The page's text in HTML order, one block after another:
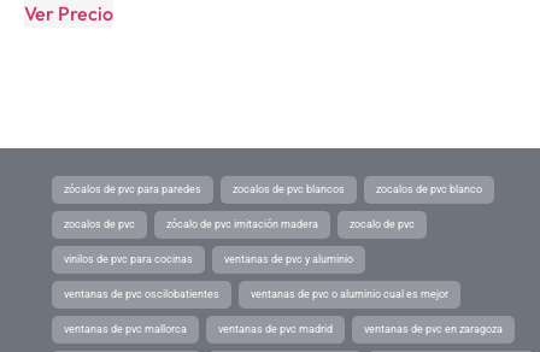
Ver Precio
zócalos de pvc para paredes zocalos de pvc blancos zocalos de pvc blanco
zocalos de pvc zócalo de pvc imitación madera zocalo de pvc
vinilos de pvc para cocinas ventanas de pvc y aluminio
ventanas de pvc oscilobatientes ventanas de pvc o aluminio cual es mejor
ventanas de pvc mallorca ventanas de pvc madrid ventanas de pvc en zaragoza